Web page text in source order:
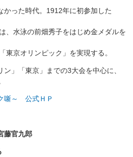
かった時代。1912年に初参加した
、水泳の前畑秀子をはじめ金メダルを
東京オリンピック」を実現する。
ン」「東京」までの3大会を中心に、
噺～ 公式ＨＰ
藤官九郎